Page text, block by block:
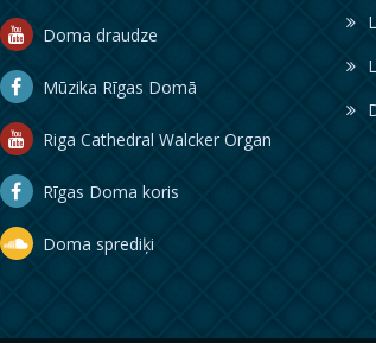
Doma draudze
Mūzika Rīgas Domā
Riga Cathedral Walcker Organ
Rīgas Doma koris
Doma sprediķi